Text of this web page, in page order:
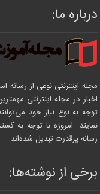
درباره ما:
مجله اینترنتی نوعی از رسانه
اخبار در مجله اینترنتی
توجه به نوع نیاز خود
نمایند. امروزه با توجه به
رسانه پرقدرت تبدیل شده‌اند.
برخی از نوشته‌ها: